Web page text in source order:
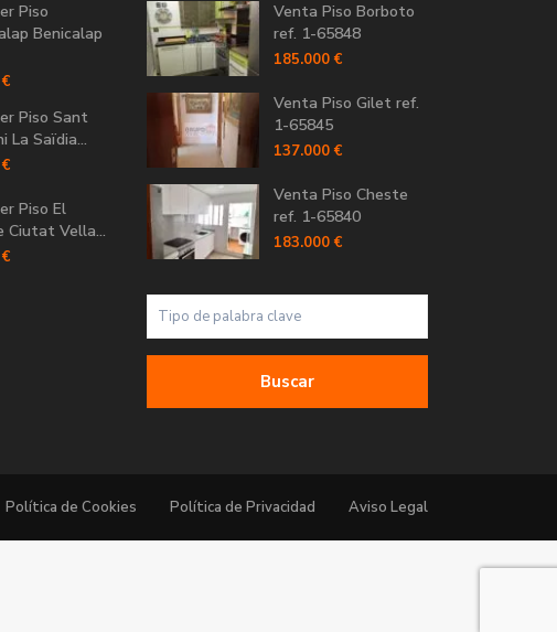
Piso
Benicalap
Piso Sant
La Saïdia...
Piso El
Ciutat Vella...
Venta Piso Borboto
ref. 1-65848
185.000 €
Venta Piso Gilet ref.
1-65845
137.000 €
Venta Piso Cheste
ref. 1-65840
183.000 €
Buscar
Política de Cookies Política de Privacidad Aviso Legal